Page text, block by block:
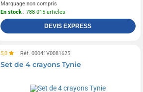
Marquage non compris
En stock : 788 015 articles
DEVIS EXPRESS
5,0 Réf. 00041V0081625
Set de 4 crayons Tynie